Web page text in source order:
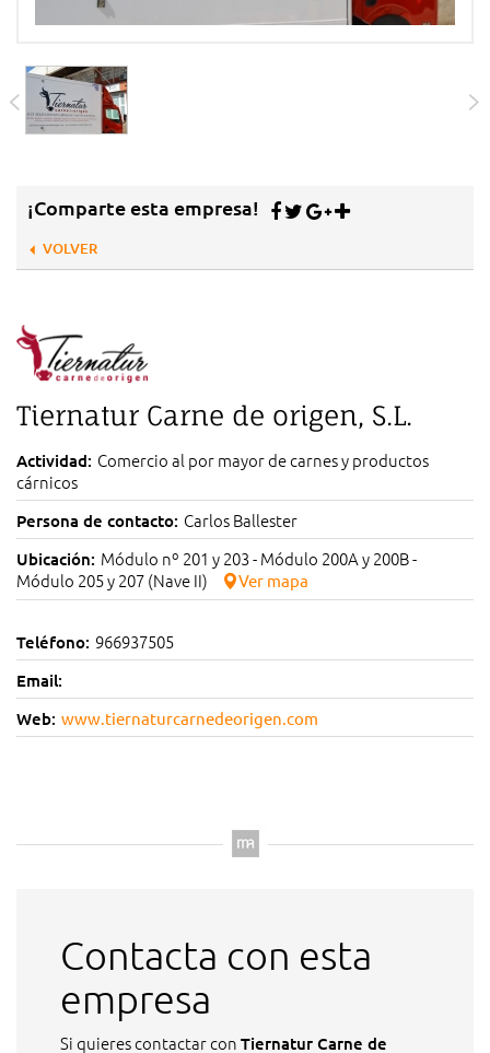
¡Comparte esta empresa!
VOLVER
Tiernatur Carne de origen, S.L.
Actividad: Comercio al por mayor de carnes y productos
cárnicos
Persona de contacto: Carlos Ballester
Ubicación: Módulo nº 201 y 203 - Módulo 200A y 200B -
Módulo 205 y 207 (Nave II)
Ver mapa
Teléfono: 966937505
Email:
Web: www.tiernaturcarnedeorigen.com
Contacta con esta
empresa
Si quieres contactar con Tiernatur Carne de